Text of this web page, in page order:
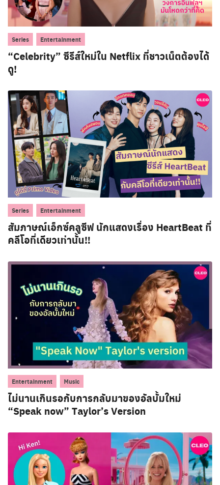
Series Entertainment
“Celebrity” ซีรีส์ใหม่ใน Netflix ที่ชาวเน็ตต้องได้
ดู!
Series Entertainment
สัมภาษณ์เอ็กซ์คลูซีฟ นักแสดงเรื่อง HeartBeat ที่
คลีโอที่เดียวเท่านั้น!!
Entertainment Music
ไม่นานเกินรอกับการกลับมาของอัลบั้มใหม่
“Speak now” Taylor’s Version